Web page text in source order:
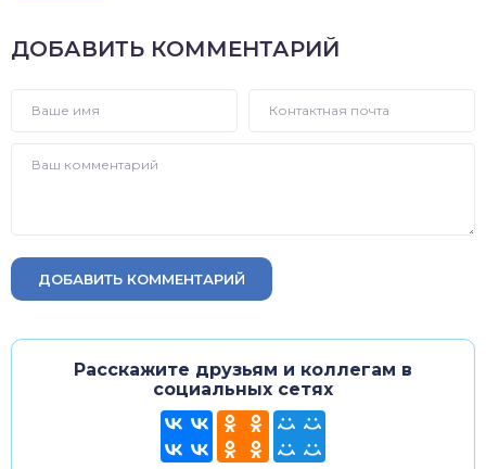
ДОБАВИТЬ КОММЕНТАРИЙ
ДОБАВИТЬ КОММЕНТАРИЙ
Расскажите друзьям и коллегам в
социальных сетях